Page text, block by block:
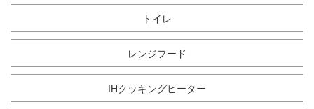
トイレ
レンジフード
IHクッキングヒーター